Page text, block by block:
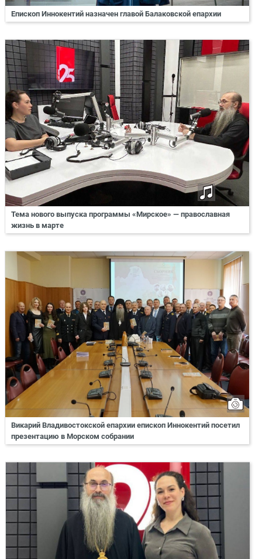
Епископ Иннокентий назначен главой Балаковской епархии
Тема нового выпуска программы «Мирское» — православная
жизнь в марте
Викарий Владивостокской епархии епископ Иннокентий посетил
презентацию в Морском собрании